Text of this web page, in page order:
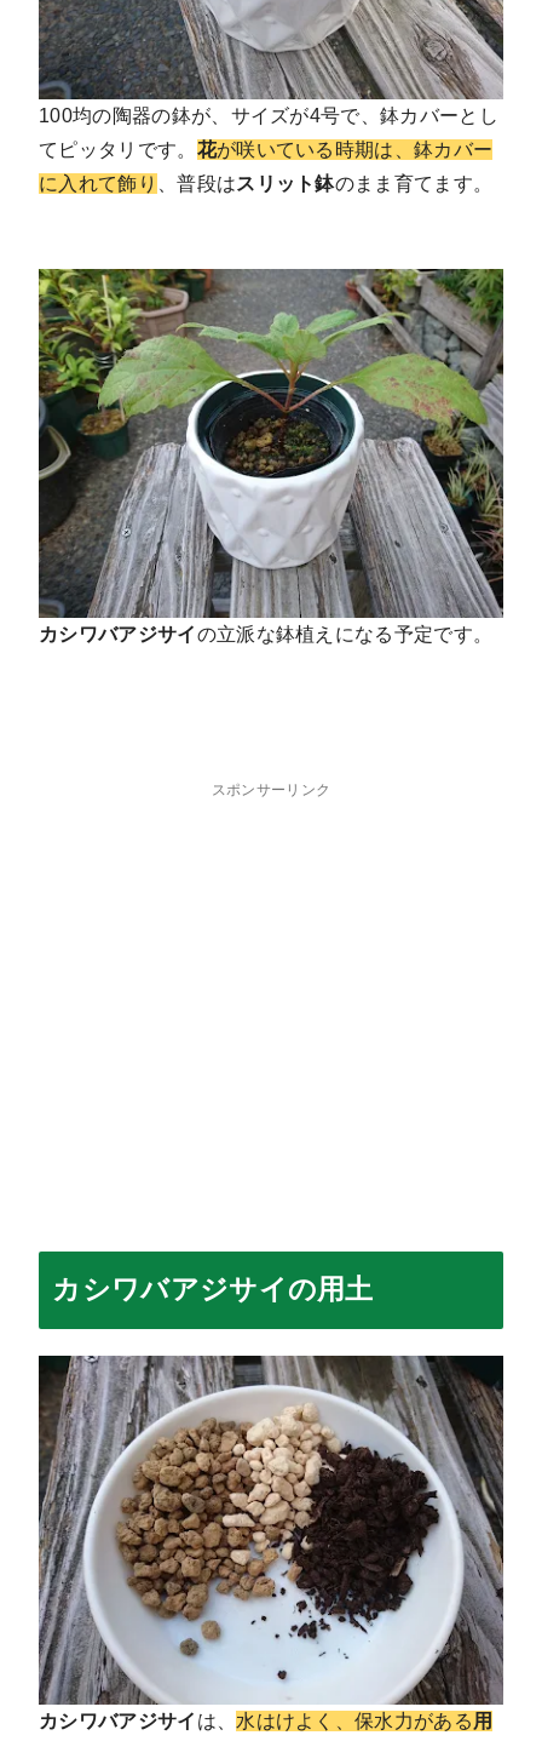
100均の陶器の鉢が、サイズが4号で、鉢カバーとし
てピッタリです。 花が咲いている時期は、鉢カバー
に入れて飾り
、普段はスリット鉢のまま育てます。
カシワバアジサイの立派な鉢植えになる予定です。
スポンサーリンク
カシワバアジサイの用土
カシワバアジサイ は、 水はけよく、保水力がある 用